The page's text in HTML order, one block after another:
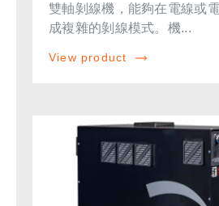
雙軸剝線機，能夠在電線或
成複雜的剝線模式。機...
View product